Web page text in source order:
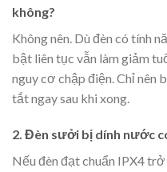
không?
Không nên. Dù đèn có tính
bật liên tục vẫn làm giảm
nguy cơ chập điện. Chỉ nên
tắt ngay sau khi xong.
2. Đèn sưởi bị dính nước
Nếu đèn đạt chuẩn IPX4